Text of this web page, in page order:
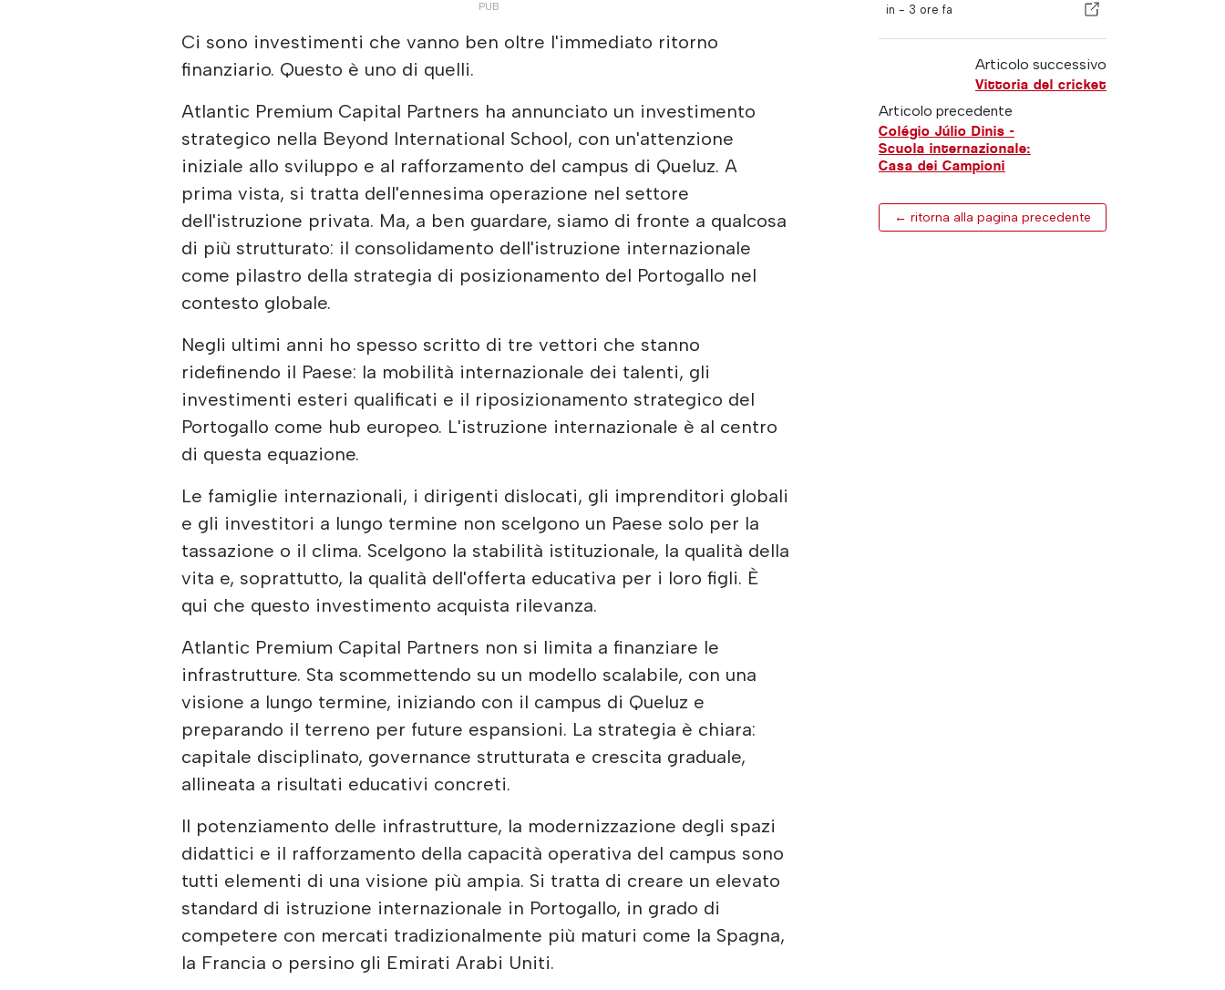
Ci sono investimenti che vanno ben oltre l'immediato ritorno
finanziario. Questo è uno di quelli.
Atlantic Premium Capital Partners ha annunciato un investimento
strategico nella Beyond International School, con un'attenzione
iniziale allo sviluppo e al rafforzamento del campus di Queluz. A
prima vista, si tratta dell'ennesima operazione nel settore
dell'istruzione privata. Ma, a ben guardare, siamo di fronte a qualcosa
di più strutturato: il consolidamento dell'istruzione internazionale
come pilastro della strategia di posizionamento del Portogallo nel
contesto globale.
Negli ultimi anni ho spesso scritto di tre vettori che stanno
ridefinendo il Paese: la mobilità internazionale dei talenti, gli
investimenti esteri qualificati e il riposizionamento strategico del
Portogallo come hub europeo. L'istruzione internazionale è al centro
di questa equazione.
Le famiglie internazionali, i dirigenti dislocati, gli imprenditori globali
e gli investitori a lungo termine non scelgono un Paese solo per la
tassazione o il clima. Scelgono la stabilità istituzionale, la qualità della
vita e, soprattutto, la qualità dell'offerta educativa per i loro figli. È
qui che questo investimento acquista rilevanza.
Atlantic Premium Capital Partners non si limita a finanziare le
infrastrutture. Sta scommettendo su un modello scalabile, con una
visione a lungo termine, iniziando con il campus di Queluz e
preparando il terreno per future espansioni. La strategia è chiara:
capitale disciplinato, governance strutturata e crescita graduale,
allineata a risultati educativi concreti.
Il potenziamento delle infrastrutture, la modernizzazione degli spazi
didattici e il rafforzamento della capacità operativa del campus sono
tutti elementi di una visione più ampia. Si tratta di creare un elevato
standard di istruzione internazionale in Portogallo, in grado di
competere con mercati tradizionalmente più maturi come la Spagna,
la Francia o persino gli Emirati Arabi Uniti.
in - 3 ore fa
Articolo successivo
Vittoria del cricket
Articolo precedente
Colégio Júlio Dinis -
Scuola internazionale:
Casa dei Campioni
← ritorna alla pagina precedente